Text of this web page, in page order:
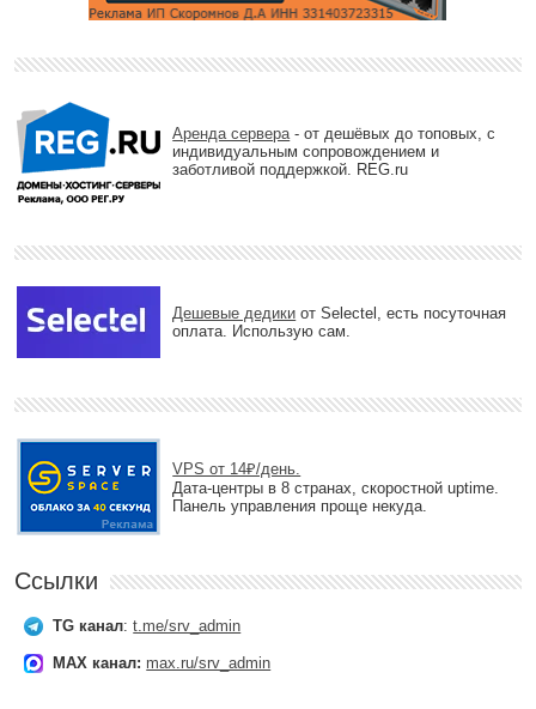
Аренда сервера- от дешёвых до топовых, с
индивидуальным сопровождением и
заботливой поддержкой. REG.ru
Дешевые дедики от Selectel, есть посуточная
оплата. Использую сам.
VPS от 14₽/день.
Дата-центры в 8 странах, скоростной uptime.
Панель управления проще некуда.
Ссылки
TG канал:t.me/srv_admin
MAX канал: max.ru/srv_admin